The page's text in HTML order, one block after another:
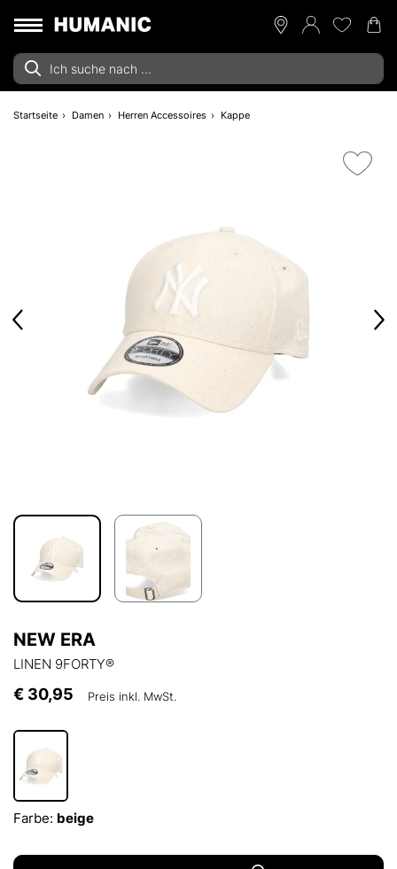
Startseite Damen Herren Accessoires Kappe
NEW ERA
LINEN 9FORTY®
€ 30,95 Preis inkl. MwSt.
Farbe: beige